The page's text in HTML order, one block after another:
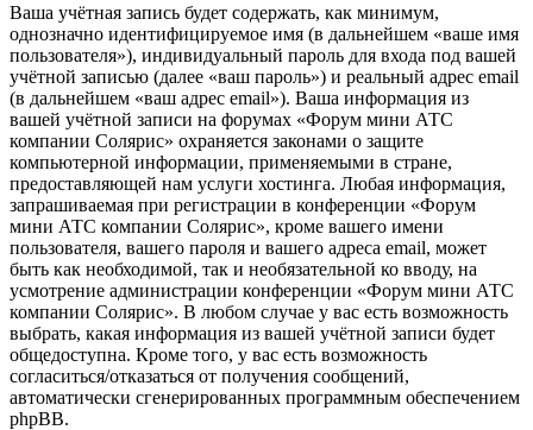
Ваша учётная запись будет содержать, как минимум,
однозначно идентифицируемое имя (в дальнейшем «ваше имя
пользователя»), индивидуальный пароль для входа под вашей
учётной записью (далее «ваш пароль») и реальный адрес email
(в дальнейшем «ваш адрес email»). Ваша информация из
вашей учётной записи на форумах «Форум мини АТС
компании Солярис» охраняется законами о защите
компьютерной информации, применяемыми в стране,
предоставляющей нам услуги хостинга. Любая информация,
запрашиваемая при регистрации в конференции «Форум
мини АТС компании Солярис», кроме вашего имени
пользователя, вашего пароля и вашего адреса email, может
быть как необходимой, так и необязательной ко вводу, на
усмотрение администрации конференции «Форум мини АТС
компании Солярис». В любом случае у вас есть возможность
выбрать, какая информация из вашей учётной записи будет
общедоступна. Кроме того, у вас есть возможность
согласиться/отказаться от получения сообщений,
автоматически сгенерированных программным обеспечением
phpBB.